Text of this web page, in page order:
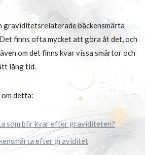
graviditetsrelaterade bäckensmärta
finns ofta mycket att göra åt det, och
om det finns kvar vissa smärtor och
lång tid.
detta:
som blir kvar efter graviditeten?
efter graviditet